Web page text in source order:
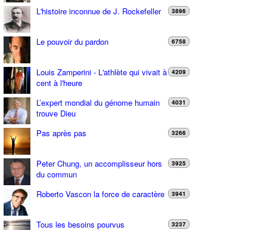
L'histoire inconnue de J. Rockefeller 3896
Le pouvoir du pardon 6758
Louis Zamperini - L'athlète qui vivait à
cent à l'heure
4209
L’expert mondial du génome humain
trouve Dieu
4031
Pas après pas 3266
Peter Chung, un accomplisseur hors
du commun
3925
Roberto Vascon la force de caractère 3941
Tous les besoins pourvus 3237